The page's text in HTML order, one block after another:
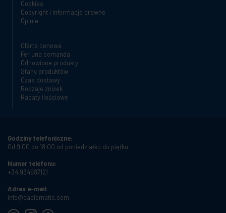
Cookies
Copyright i informacje prawne
Opinie
Oferta cenowa
Fer una comanda
Odnowione produkty
Stany produktów
Czas dostawy
Rodzaje zniżek
Rabaty ilościowe
Godziny telefoniczne:
Od 9:00 do 18:00 od poniedziałku do piątku
Numer telefonu:
+34 934987121
Adres e-mail:
info@cablematic.com